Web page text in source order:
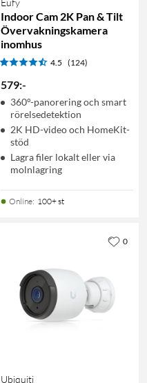
Indoor Cam 2K Pan & Tilt
Övervakningskamera
inomhus
4.5 (124)
579:-
360°-panorering och smart
rörelsedetektion
2K HD-video och HomeKit-
stöd
Lagra filer lokalt eller via
molnlagring
Online: 100+ st
Ubiquiti
0